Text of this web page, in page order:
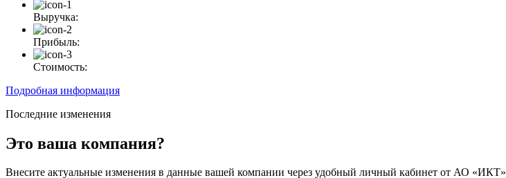
Выручка:
Прибыль:
Стоимость:
Подробная информация
Последние изменения
Это ваша компания?
Внесите актуальные изменения в данные вашей компании через удобный личный кабинет от АО «ИКТ»